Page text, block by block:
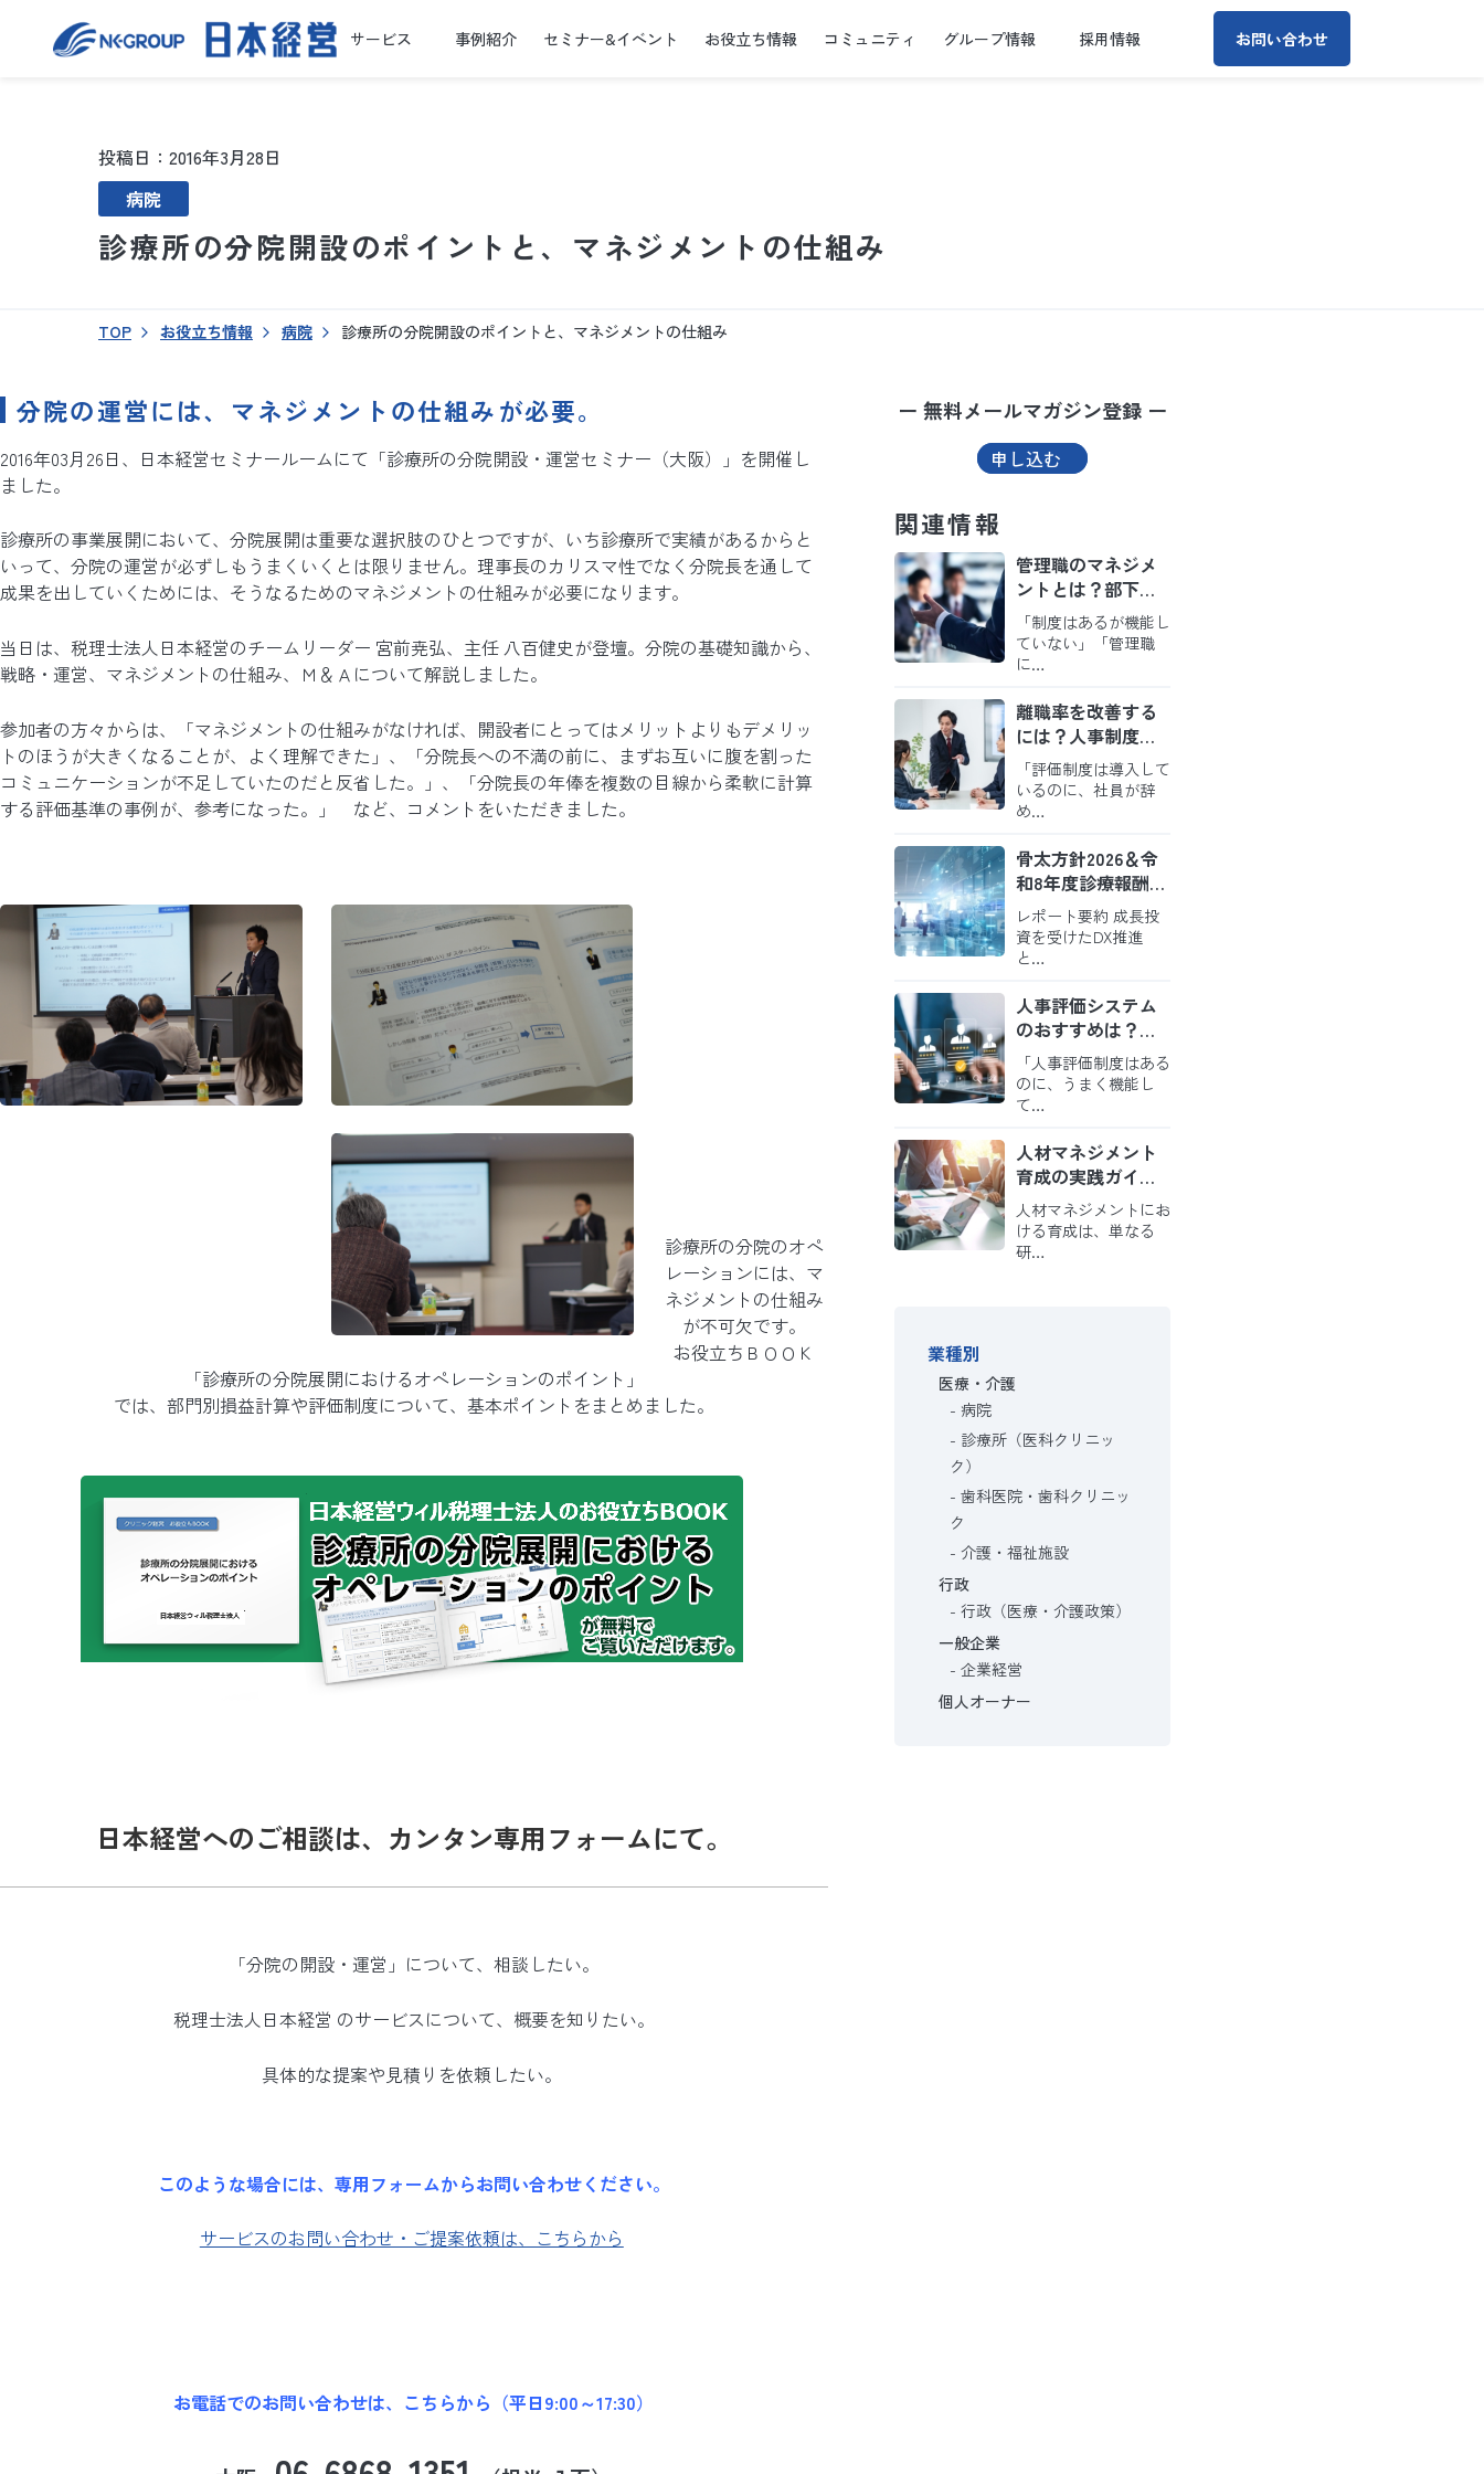
サービス 事例紹介 セミナー&イベント お役立ち情報 コミュニティ グループ情報 採用情報 お問い合わせ
投稿日：2016年3月28日
病院
診療所の分院開設のポイントと、マネジメントの仕組み
TOP お役立ち情報 病院 診療所の分院開設のポイントと、マネジメントの仕組み
分院の運営には、マネジメントの仕組みが必要。
2016年03月26日、日本経営セミナールームにて「診療所の分院開設・運営セミナー（大阪）」を開催し
ました。
診療所の事業展開において、分院展開は重要な選択肢のひとつですが、いち診療所で実績があるからと
いって、分院の運営が必ずしもうまくいくとは限りません。理事長のカリスマ性でなく分院長を通して
成果を出していくためには、そうなるためのマネジメントの仕組みが必要になります。
当日は、税理士法人日本経営のチームリーダー 宮前尭弘、主任 八百健史が登壇。分院の基礎知識から、
戦略・運営、マネジメントの仕組み、Ｍ＆Ａについて解説しました。
参加者の方々からは、「マネジメントの仕組みがなければ、開設者にとってはメリットよりもデメリッ
トのほうが大きくなることが、よく理解できた」、「分院長への不満の前に、まずお互いに腹を割った
コミュニケーションが不足していたのだと反省した。」、「分院長の年俸を複数の目線から柔軟に計算
する評価基準の事例が、参考になった。」 など、コメントをいただきました。
診療所の分院のオペ
レーションには、マ
ネジメントの仕組み
が不可欠です。
お役立ちＢＯＯＫ
「診療所の分院展開におけるオペレーションのポイント」
では、部門別損益計算や評価制度について、基本ポイントをまとめました。
日本経営へのご相談は、カンタン専用フォームにて。
「分院の開設・運営」について、相談したい。
税理士法人日本経営 のサービスについて、概要を知りたい。
具体的な提案や見積りを依頼したい。
このような場合には、専用フォームからお問い合わせください。
サービスのお問い合わせ・ご提案依頼は、こちらから
お電話でのお問い合わせは、こちらから（平日9:00～17:30）
ー 無料メールマガジン登録 ー
申し込む
関連情報
管理職のマネジメ
ントとは？部下が
育ち定着するチー
ムをつくる実践の
ポイント
「制度はあるが機能し
ていない」「管理職
に…
離職率を改善する
には？人事制度・
評価・職場環境か
ら考えるアプロー
チ
「評価制度は導入して
いるのに、社員が辞
め…
骨太方針2026＆令
和8年度診療報酬改
定から読み解く今
後の病院経営
レポート要約 成長投
資を受けたDX推進
と…
人事評価システム
のおすすめは？導
入のメリットと比
較のポイントを解
説
「人事評価制度はある
のに、うまく機能し
て…
人材マネジメント
育成の実践ガイド
｜戦略を現場の役
割に繋ぎ、自走す
る組織を創る方法
人材マネジメントにお
ける育成は、単なる
研…
業種別
医療・介護
病院
診療所（医科クリニッ
ク）
歯科医院・歯科クリニッ
ク
介護・福祉施設
行政
行政（医療・介護政策）
一般企業
企業経営
個人オーナー